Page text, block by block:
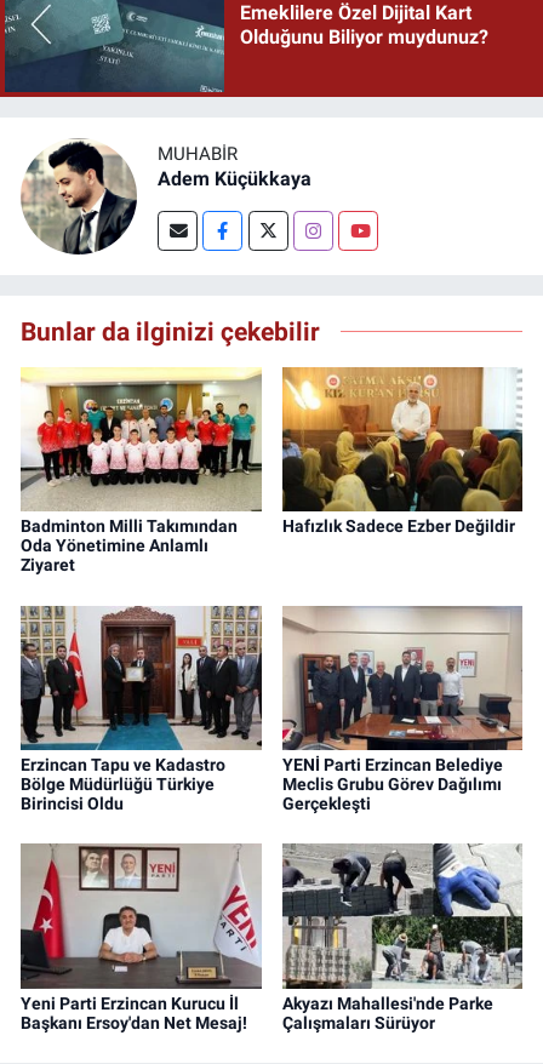
Emeklilere Özel Dijital Kart
Olduğunu Biliyor muydunuz?
MUHABIR
Adem Küçükkaya
Bunlar da ilginizi çekebilir
Badminton Milli Takımından
Oda Yönetimine Anlamlı
Ziyaret
Hafızlık Sadece Ezber Değildir
Erzincan Tapu ve Kadastro
Bölge Müdürlüğü Türkiye
Birincisi Oldu
YENİ Parti Erzincan Belediye
Meclis Grubu Görev Dağılımı
Gerçekleşti
Yeni Parti Erzincan Kurucu İl
Başkanı Ersoy'dan Net Mesaj!
Akyazı Mahallesi'nde Parke
Çalışmaları Sürüyor